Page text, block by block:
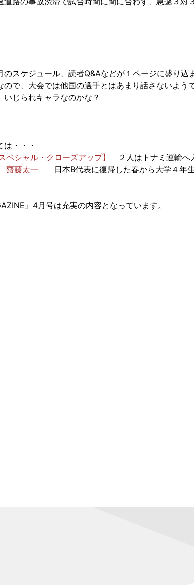
スケジュール、読者Q&Aなどが１ページに盛り込
ので、大会では他国の選手とはあまり話さないよ
じられキャラなのかな？
・・・
シャル・クローズアップ】
２人はトナミ運輸へ
齋藤太一 日本B代表に復帰した春から大学４年生
』4月号は充実の内容となっています。